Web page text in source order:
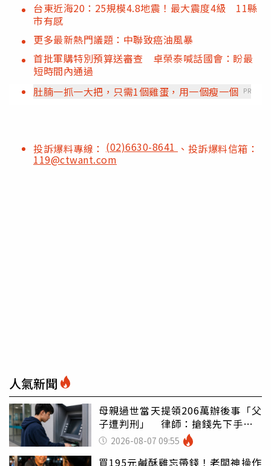
台東近海20：25規模4.8地震！最大震度4級 11縣
市有感
更多最新熱門議題：中聯致癌油風暴
首批軍購特別預算送審查 卓榮泰喊話國會：盼最
短時間內通過
肚腩一抓一大把，只需1個雞蛋，用一個瘦一個 PR
投訴爆料專線： (02)6630-8641 、投訴爆料信箱：
119@ctwant.com
人氣新聞
母親過世當天提領206萬辦後事「父
子遭判刑」 律師：搶錢先下手是
罪 2026-08-07 09:55
買195元鹹酥雞忘帶錢！老闆神操作